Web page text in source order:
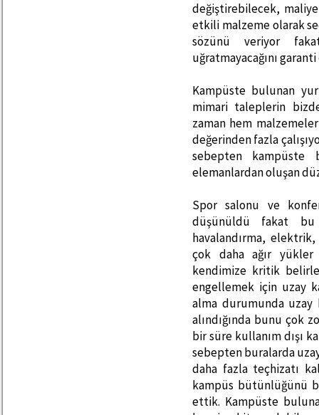
değiştirebilecek,
etkili malzeme olarak
sözünü veriyor fakat
uğratmayacağını
Kampüste bulunan
mimari taleplerin
zaman hem
değerinden fazla
sebepten kampüste
elemanlardan oluşan
Spor salonu ve
düşünüldü fakat bu
havalandırma,
çok daha ağır yükler
kendimize kritik
engellemek için uzay
alma durumunda uzay
alındığında bunu çok
bir süre kullanım dışı
sebepten buralarda
daha fazla teçhizatı
kampüs bütünlüğünü
ettik. Kampüste